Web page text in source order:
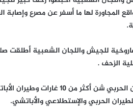
المجاورة لها ما أسفر عن مصرع
للجيش واللجان الشعبية أطلقت
الزحف .
الحربي والإستطلاعي والأباتشي.